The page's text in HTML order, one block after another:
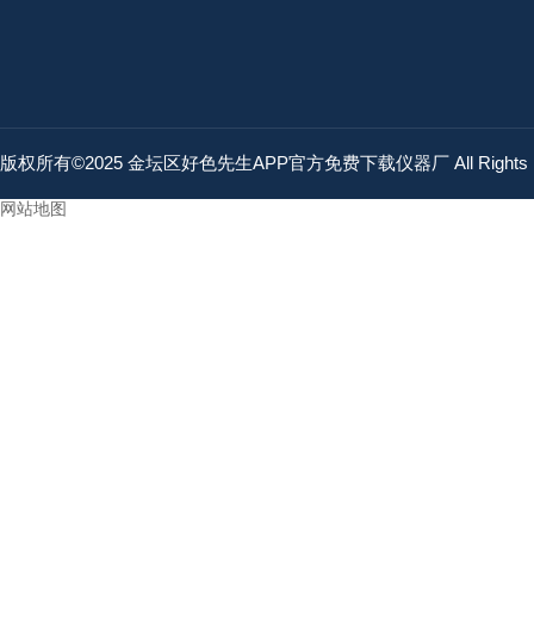
版权所有©2025 金坛区好色先生APP官方免费下载仪器厂 All
网站地图